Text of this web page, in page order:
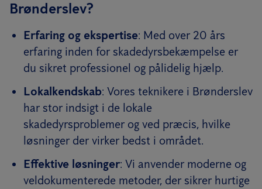
Brønderslev?
Erfaring og ekspertise: Med over 20 års
erfaring inden for skadedyrsbekæmpelse er
du sikret professionel og pålidelig hjælp.
Lokalkendskab: Vores teknikere i Brønderslev
har stor indsigt i de lokale
skadedyrsproblemer og ved præcis, hvilke
løsninger der virker bedst i området.
Effektive løsninger: Vi anvender moderne og
veldokumenterede metoder, der sikrer hurtige